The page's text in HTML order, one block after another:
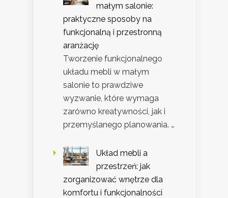
małym salonie:
praktyczne sposoby na
funkcjonalną i przestronną
aranżację
Tworzenie funkcjonalnego
układu mebli w małym
salonie to prawdziwe
wyzwanie, które wymaga
zarówno kreatywności, jak i
przemyślanego planowania. …
Układ mebli a
przestrzeń: jak
zorganizować wnętrze dla
komfortu i funkcjonalności